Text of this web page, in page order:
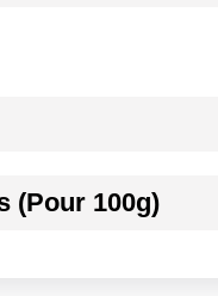
(Pour 100g)